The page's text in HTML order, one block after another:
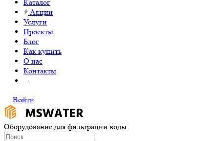
Каталог
Акции
Услуги
Проекты
Блог
Как купить
О нас
Контакты
...
Войти
Оборудование для фильтрации воды